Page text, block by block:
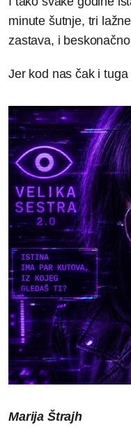
minute šutnje, tri
zastava, i
Jer kod nas čak i
Marija Štrajh